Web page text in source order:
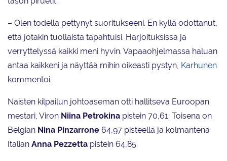
– Olen todella pettynyt suoritukseeni. En kyllä odottanut,
että jotakin tuollaista tapahtuisi. Harjoituksissa ja
verryttelyssä kaikki meni hyvin. Vapaaohjelmassa haluan
antaa kaikkeni ja näyttää mihin oikeasti pystyn, Karhunen
kommentoi.
Naisten kilpailun johtoaseman otti hallitseva Euroopan
mestari, Viron Niina Petrokina pistein 70,61. Toisena on
Belgian Nina Pinzarrone 64,97 pisteellä ja kolmantena
Italian Anna Pezzetta pistein 64,85.